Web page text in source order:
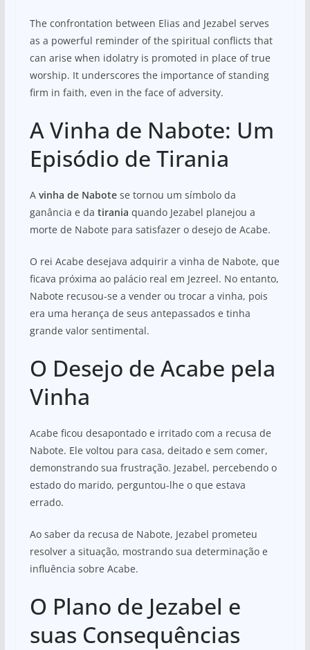
The confrontation between Elias and Jezabel serves
as a powerful reminder of the spiritual conflicts that
can arise when idolatry is promoted in place of true
worship. It underscores the importance of standing
firm in faith, even in the face of adversity.
A Vinha de Nabote: Um
Episódio de Tirania
A vinha de Nabotese tornou um símbolo da
ganância e da tirania quando Jezabel planejou a
morte de Nabote para satisfazer o desejo de Acabe.
O rei Acabe desejava adquirir a vinha de Nabote, que
ficava próxima ao palácio real em Jezreel. No entanto,
Nabote recusou-se a vender ou trocar a vinha, pois
era uma herança de seus antepassados e tinha
grande valor sentimental.
O Desejo de Acabe pela
Vinha
Acabe ficou desapontado e irritado com a recusa de
Nabote. Ele voltou para casa, deitado e sem comer,
demonstrando sua frustração. Jezabel, percebendo o
estado do marido, perguntou-lhe o que estava
errado.
Ao saber da recusa de Nabote, Jezabel prometeu
resolver a situação, mostrando sua determinação e
influência sobre Acabe.
O Plano de Jezabel e
suas Consequências